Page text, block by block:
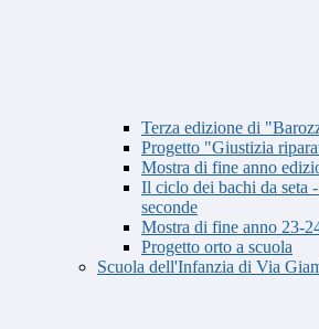
Terza edizione di
Progetto "Giustizia
Mostra di fine anno
Il ciclo dei bachi da seta
seconde
Mostra di fine anno 23-
Progetto orto a scuola
Scuola dell'Infanzia di Via